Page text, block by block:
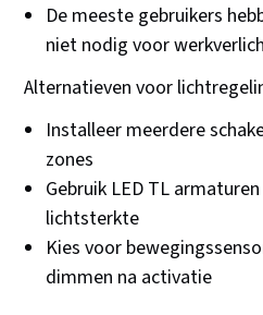
De meeste gebruikers
niet nodig voor
Alternatieven voor
Installeer meerdere
zones
Gebruik LED TL
lichtsterkte
Kies voor
dimmen na activatie